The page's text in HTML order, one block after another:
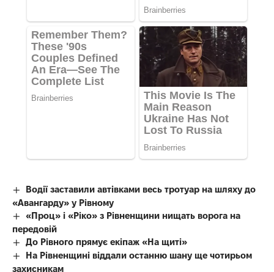
Водії заставили автівками весь тротуар на шляху до
«Авангарду» у Рівному
«Проц» і «Ріко» з Рівненщини нищать ворога на
передовій
До Рівного прямує екіпаж «На щиті»
На Рівненщині віддали останню шану ще чотирьом
захисникам